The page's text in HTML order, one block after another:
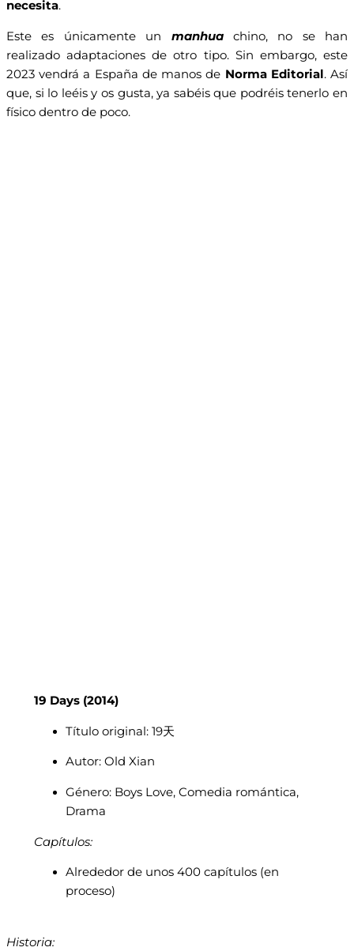
necesita.
Este es únicamente un manhua
chino, no se han
realizado adaptaciones de otro tipo. Sin embargo, este
2023 vendrá a España de manos de Norma Editorial. Así
que, si lo leéis y os gusta, ya sabéis que podréis tenerlo en
físico dentro de poco.
19 Days (2014)
Título original: 19天
Autor: Old Xian
Género: Boys Love, Comedia romántica,
Drama
Capítulos:
Alrededor de unos 400 capítulos (en
proceso)
Historia: